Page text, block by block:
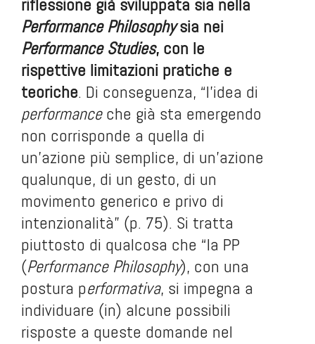
riflessione già sviluppata sia nella
Performance Philosophysia nei
Performance Studies, con le
rispettive limitazioni pratiche e
teoriche. Di conseguenza, “l’idea di
performanceche già sta emergendo
non corrisponde a quella di
un’azione più semplice, di un’azione
qualunque, di un gesto, di un
movimento generico e privo di
intenzionalità” (p. 75). Si tratta
piuttosto di qualcosa che “la PP
(Performance Philosophy), con una
postura performativa, si impegna a
individuare (in) alcune possibili
risposte a queste domande nel